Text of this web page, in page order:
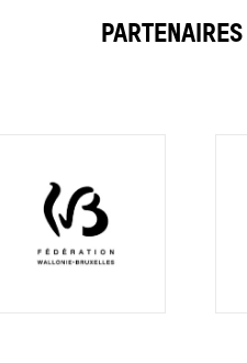
PARTENAIRES